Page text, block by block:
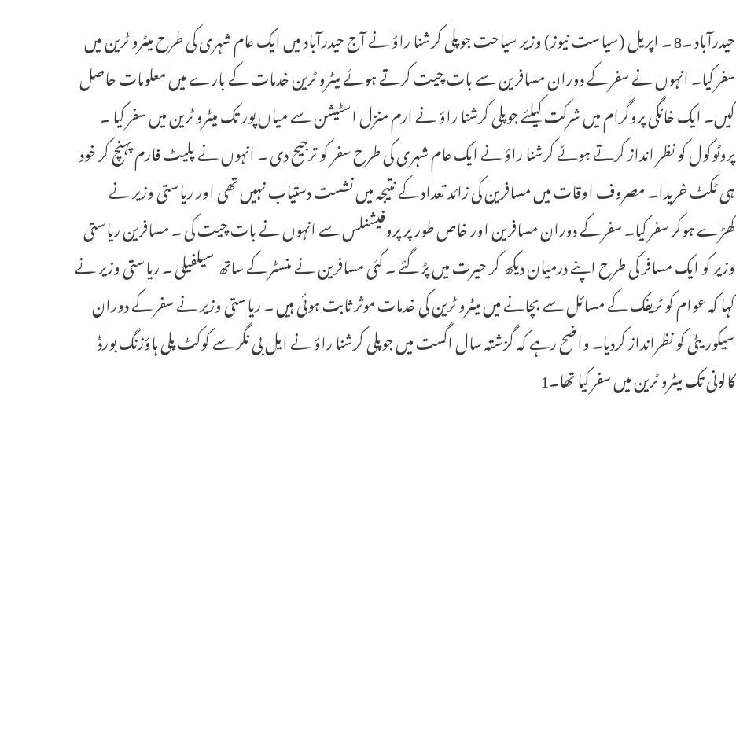
حیدرآباد ۔8 ۔ اپریل (سیاست نیوز) وزیر سیاحت جوپلی کرشنا راؤ نے آج حیدرآباد میں ایک عام شہری کی طرح میٹرو ٹرین میں
سفر کیا۔ انہوں نے سفر کے دوران مسافرین سے بات چیت کرتے ہوئے میٹرو ٹرین خدمات کے بارے میں معلومات حاصل
کیں۔ ایک خانگی پروگرام میں شرکت کیلئے جوپلی کرشنا راؤ نے ارم منزل اسٹیشن سے میاں پور تک میٹرو ٹرین میں سفر کیا ۔
پروٹوکول کو نظر انداز کرتے ہوئے کرشنا راؤ نے ایک عام شہری کی طرح سفر کو ترجیح دی ۔ انہوں نے پلیٹ فارم پہنچ کر خود
ہی ٹکٹ خریدا۔ مصروف اوقات میں مسافرین کی زائد تعداد کے نتیجہ میں نشست دستیاب نہیں تھی اور ریاستی وزیر نے
کھڑے ہوکر سفر کیا۔ سفر کے دوران مسافرین اور خاص طور پر پروفیشنلس سے انہوں نے بات چیت کی ۔ مسافرین ریاستی
وزیر کو ایک مسافر کی طرح اپنے درمیان دیکھ کر حیرت میں پڑ گئے ۔ کئی مسافرین نے منسٹر کے ساتھ سیلفیلی ۔ ریاستی وزیر نے
کہا کہ عوام کو ٹریفک کے مسائل سے بچانے میں میٹرو ٹرین کی خدمات موثر ثابت ہوئی ہیں ۔ ریاستی وزیر نے سفر کے دوران
سیکوریٹی کو نظرانداز کردیا۔ واضح رہے کہ گزشتہ سال اگست میں جوپلی کرشنا راؤ نے ایل بی نگر سے کوکٹ پلی ہاؤزنگ بورڈ
کالونی تک میٹرو ٹرین میں سفر کیا تھا۔1